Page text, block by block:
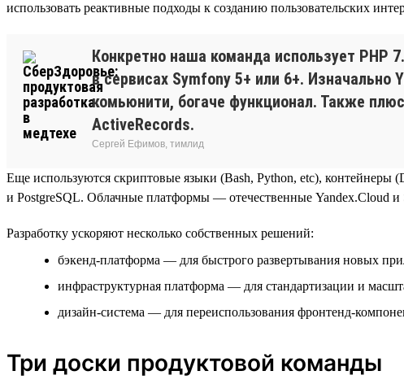
использовать реактивные подходы к созданию пользовательских
Конкретно наша команда использует PHP
в сервисах Symfony 5+ или 6+.
комьюнити, богаче функционал. Также
ActiveRecords.
Сергей Ефимов, тимлид
Еще используются скриптовые языки (Bash, Python, etc), контейнеры
и PostgreSQL. Облачные платформы — отечественные Yandex.Cloud и
Разработку ускоряют несколько собственных решений:
бэкенд-платформа — для быстрого развертывания новых
инфраструктурная платформа — для стандартизации и
дизайн-система — для переиспользования фронтенд-
Три доски продуктовой команды